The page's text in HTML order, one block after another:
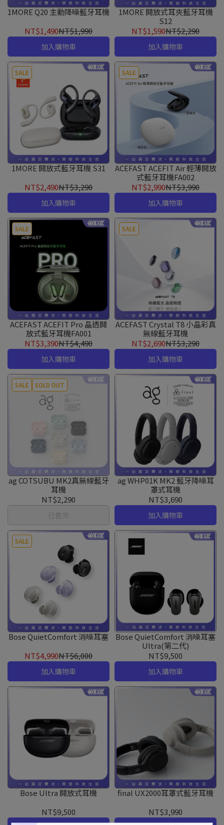
1MORE Q20 主動降噪藍牙耳機
NT$1,490NT$1,990
加入購物車
1MORE 開放式耳夾藍牙耳機
S12
NT$1,590NT$2,290
加入購物車
SALE
1MORE 開放式藍牙耳機 S31
NT$2,490NT$3,290
加入購物車
SALE
ACEFAST ACEFIT Air 輕薄開放
式藍牙耳機FA002
NT$2,990NT$3,990
加入購物車
SALE
ACEFAST ACEFIT Pro 晶透開
放式藍牙耳機FA001
NT$3,390NT$4,490
加入購物車
SALE
ACEFAST Crystal T8 小晶彩真
無線藍牙耳機
NT$2,690NT$3,290
加入購物車
SALE SOLD OUT
ag COTSUBU MK2真無線藍牙
耳機
NT$2,290
已售完
ag WHP01K MK2 藍牙降噪耳
罩式耳機
NT$3,690
加入購物車
SALE
Bose QuietComfort 消噪耳塞
NT$4,990NT$6,000
加入購物車
Bose QuietComfort 消噪耳塞
Ultra(第二代)
NT$9,500
加入購物車
Bose Ultra 開放式耳機
NT$9,500
final UX2000耳罩式藍牙耳機
NT$3,990